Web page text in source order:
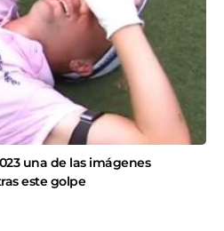
una de las imágenes
este golpe